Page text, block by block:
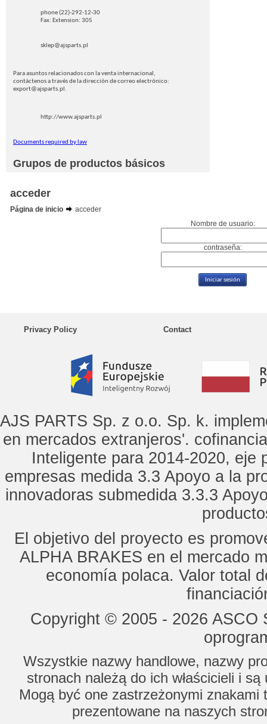
phone (22)-292-12-30
Fax: Extension: 305
sklep@ajsparts.pl
Para asuntos relacionados con la venta internacional,
contáctenos a través de la dirección de correo electrónico:
export@ajsparts.pl.
http://www.ajsparts.pl
Documents required by law
Grupos de productos básicos
acceder
Página de inicio
acceder
Nombre de usuario:
contraseña:
Privacy Policy Contact
AJS PARTS Sp. z o.o. Sp. k.
en mercados extranjeros'.
Inteligente para 2014-2020, eje
empresas medida 3.3 Apoyo a la
innovadoras submedida 3.3.3
El objetivo del proyecto es
ALPHA BRAKES en el mercado
economía polaca. Valor total
Copyright © 2005 - 2026
Wszystkie nazwy handlowe, nazwy
stronach należą do ich właścicieli i
Mogą być one zastrzeżonymi znakami
prezentowane na naszych